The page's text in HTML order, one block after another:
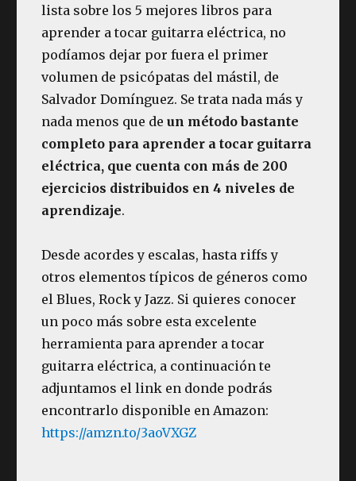
lista sobre los 5 mejores libros para
aprender a tocar guitarra eléctrica, no
podíamos dejar por fuera el primer
volumen de psicópatas del mástil, de
Salvador Domínguez. Se trata nada más y
nada menos que deun método bastante
completo para aprender a tocar guitarra
eléctrica, que cuenta con más de 200
ejercicios distribuidos en 4 niveles de
aprendizaje.
Desde acordes y escalas, hasta riffs y
otros elementos típicos de géneros como
el Blues, Rock y Jazz. Si quieres conocer
un poco más sobre esta excelente
herramienta para aprender a tocar
guitarra eléctrica, a continuación te
adjuntamos el link en donde podrás
encontrarlo disponible en Amazon:
https://amzn.to/3aoVXGZ